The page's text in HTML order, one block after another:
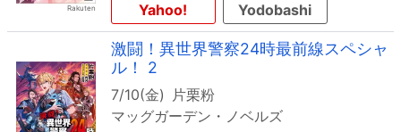
Yahoo!
Yodobashi
激闘！異世界警察24時最前線スペシャ
ル！ 2
7/10(金) 片栗粉
マッグガーデン・ノベルズ